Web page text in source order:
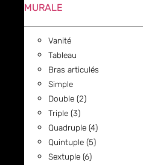
MURALE
Vanité
Tableau
Bras articulés
Simple
Double (2)
Triple (3)
Quadruple (4)
Quintuple (5)
Sextuple (6)